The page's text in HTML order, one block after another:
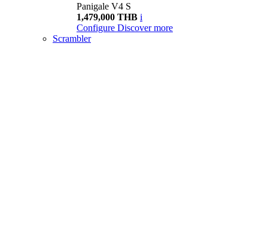
Panigale V4 S
1,479,000 THB i
Configure Discover more
Scrambler